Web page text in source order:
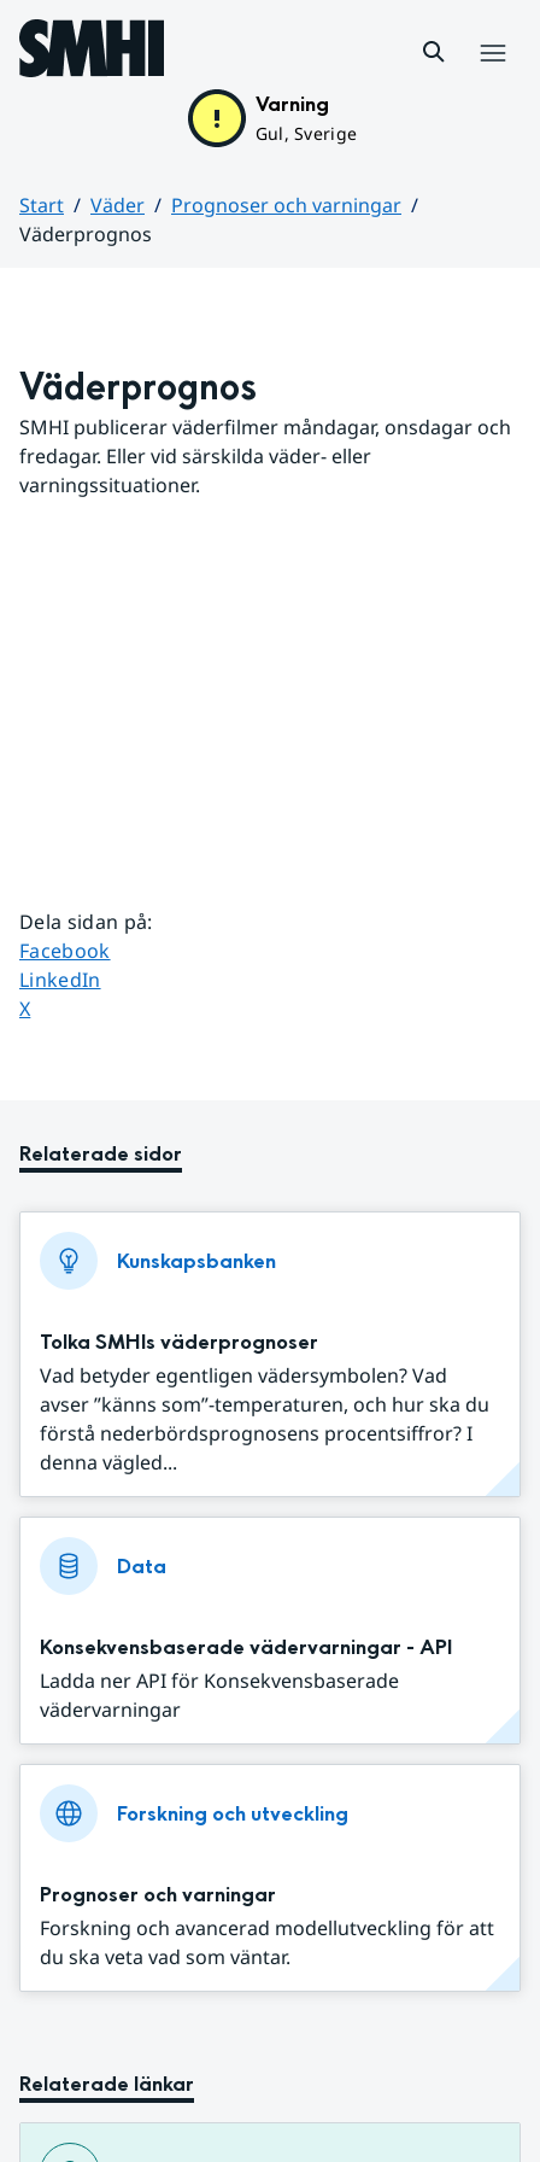
Hoppa till sidans innehåll
Varning
Gul, Sverige
Start Väder
Prognoser och varningar
Väderprognos
Väderprognos
SMHI publicerar väderfilmer måndagar, onsdagar och
fredagar. Eller vid särskilda väder- eller
varningssituationer.
Dela sidan på:
Dela sidan på
Facebook
Dela sidan på
LinkedIn
Dela sidan på
X
Relaterade sidor
Kunskapsbanken
Tolka SMHIs väderprognoser
Vad betyder egentligen vädersymbolen? Vad
avser ”känns som”-temperaturen, och hur ska du
förstå nederbördsprognosens procentsiffror? I
denna vägled...
Data
Konsekvensbaserade vädervarningar - API
Ladda ner API för Konsekvensbaserade
vädervarningar
Forskning och utveckling
Prognoser och varningar
Forskning och avancerad modellutveckling för att
du ska veta vad som väntar.
Relaterade länkar